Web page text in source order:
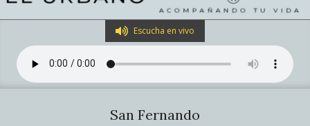
Navigation
Menu
Escucha en vivo
San Fernando